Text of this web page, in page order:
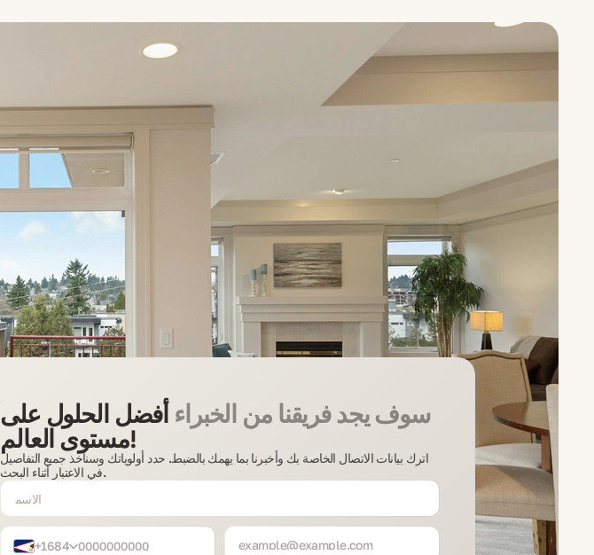
سوف يجد فريقنا من الخبراء أفضل الحلول على
مستوى العالم!
اترك بيانات الاتصال الخاصة بك وأخبرنا بما يهمك بالضبط. حدد أولوياتك وسنأخذ جميع التفاصيل
في الاعتبار أثناء البحث.
+1684